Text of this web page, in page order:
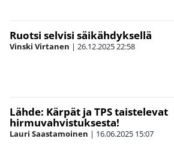
Ruotsi selvisi säikähdyksellä
Vinski Virtanen | 26.12.202522:58
Lähde: Kärpät ja TPS taistelevat
hirmuvahvistuksesta!
Lauri Saastamoinen | 16.06.2025 15:07